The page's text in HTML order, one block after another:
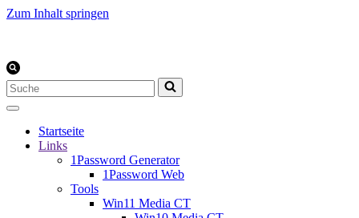
Zum Inhalt springen
Suchen
nach …
Startseite
Links
1Password Generator
1Password Web
Tools
Win11 Media CT